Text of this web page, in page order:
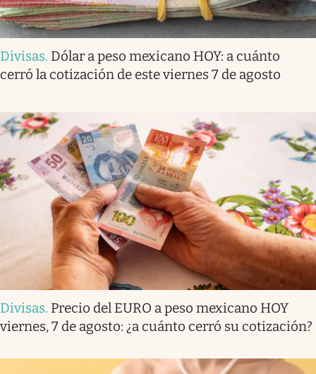
Divisas. Dólar a peso mexicano HOY: a cuánto
cerró la cotización de este viernes 7 de agosto
Divisas. Precio del EURO a peso mexicano HOY
viernes, 7 de agosto: ¿a cuánto cerró su cotización?